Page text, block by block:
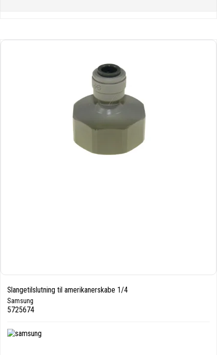
Slangetilslutning til amerikanerskabe 1/4
Samsung
5725674